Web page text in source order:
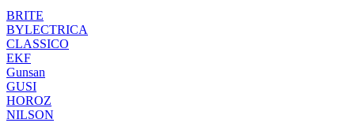
BRITE
BYLECTRICA
CLASSICO
EKF
Gunsan
GUSI
HOROZ
NILSON